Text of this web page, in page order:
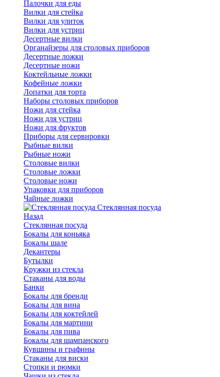
Палочки для еды
Вилки для стейка
Вилки для улиток
Вилки для устриц
Десертные вилки
Органайзеры для столовых приборов
Десертные ложки
Десертные ножи
Коктейльные ложки
Кофейные ложки
Лопатки для торта
Наборы столовых приборов
Ножи для стейка
Ножи для устриц
Ножи для фруктов
Приборы для сервировки
Рыбные вилки
Рыбные ножи
Столовые вилки
Столовые ложки
Столовые ножи
Упаковки для приборов
Чайные ложки
Стеклянная посуда
Назад
Стеклянная посуда
Бокалы для коньяка
Бокалы шале
Декантеры
Бутылки
Кружки из стекла
Стаканы для воды
Банки
Бокалы для бренди
Бокалы для вина
Бокалы для коктейлей
Бокалы для мартини
Бокалы для пива
Бокалы для шампанского
Кувшины и графины
Стаканы для виски
Стопки и рюмки